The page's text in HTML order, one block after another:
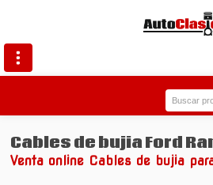
Cables de bujia Ford
Venta online Cables de bujia